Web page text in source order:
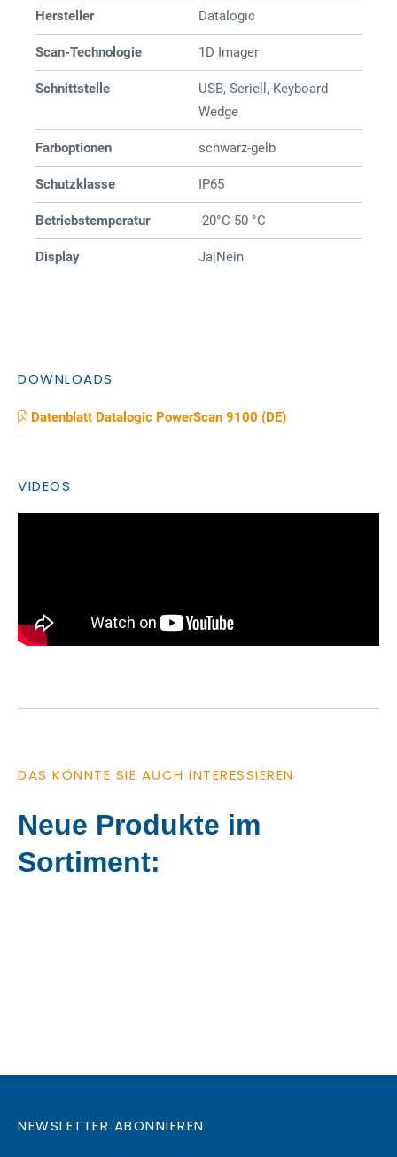
Hersteller Datalogic
Scan-Technologie 1D Imager
Schnittstelle
USB, Seriell, Keyboard
Wedge
Farboptionen schwarz-gelb
Schutzklasse IP65
Betriebstemperatur -20°C-50 °C
Display Ja|Nein
DOWNLOADS
Datenblatt Datalogic PowerScan 9100 (DE)
VIDEOS
DAS KÖNNTE SIE AUCH INTERESSIEREN
Neue Produkte im
Sortiment:
NEWSLETTER ABONNIEREN